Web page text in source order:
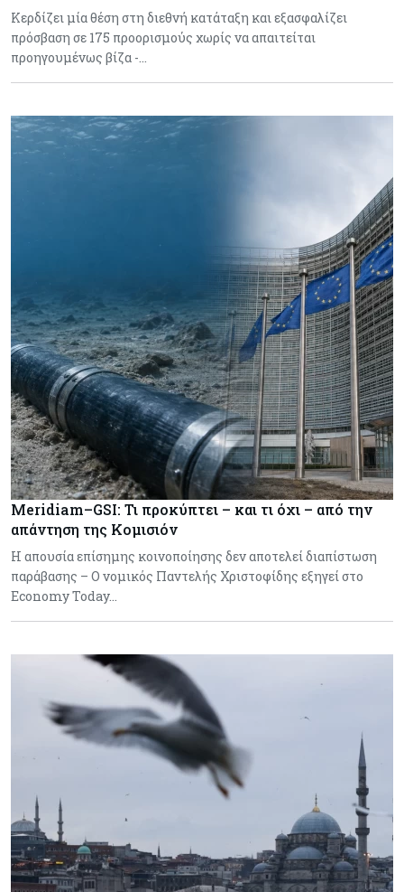
Κερδίζει μία θέση στη διεθνή κατάταξη και εξασφαλίζει
πρόσβαση σε 175 προορισμούς χωρίς να απαιτείται
προηγουμένως βίζα -…
Meridiam–GSI: Τι προκύπτει – και τι όχι – από την
απάντηση της Κομισιόν
Η απουσία επίσημης κοινοποίησης δεν αποτελεί διαπίστωση
παράβασης – Ο νομικός Παντελής Χριστοφίδης εξηγεί στο
Economy Today…